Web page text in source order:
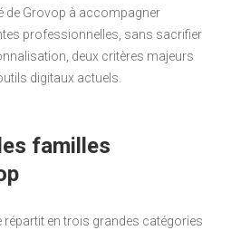
de Grovop à accompagner
professionnelles, sans sacrifier
deux critères majeurs
digitaux actuels.
familles
répartit en trois grandes catégories